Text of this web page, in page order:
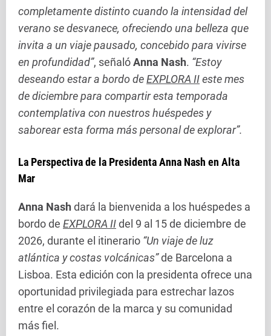
completamente distinto cuando la intensidad del
verano se desvanece, ofreciendo una belleza que
invita a un viaje pausado, concebido para vivirse
en profundidad”, señalóAnna Nash. “Estoy
deseando estar a bordo deEXPLORA IIeste mes
de diciembre para compartir esta temporada
contemplativa con nuestros huéspedes y
saborear esta forma más personal de explorar”.
La Perspectiva de la Presidenta Anna Nash en Alta
Mar
Anna Nash dará la bienvenida a los huéspedes a
bordo de EXPLORA IIdel 9 al 15 de diciembre de
2026, durante el itinerario “Un viaje de luz
atlántica y costas volcánicas”de Barcelona a
Lisboa. Esta edición con la presidenta ofrece una
oportunidad privilegiada para estrechar lazos
entre el corazón de la marca y su comunidad
más fiel.